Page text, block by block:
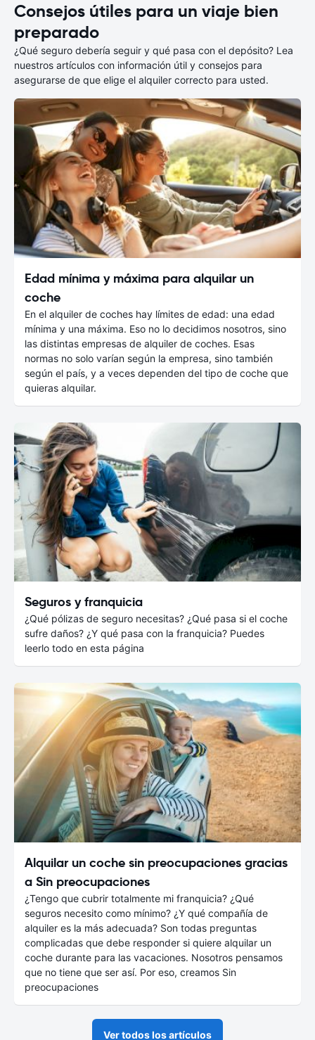
Consejos útiles para un viaje bien
preparado
¿Qué seguro debería seguir y qué pasa con el depósito? Lea
nuestros artículos con información útil y consejos para
asegurarse de que elige el alquiler correcto para usted.
Edad mínima y máxima para alquilar un
coche
En el alquiler de coches hay límites de edad: una edad
mínima y una máxima. Eso no lo decidimos nosotros, sino
las distintas empresas de alquiler de coches. Esas
normas no solo varían según la empresa, sino también
según el país, y a veces dependen del tipo de coche que
quieras alquilar.
Seguros y franquicia
¿Qué pólizas de seguro necesitas? ¿Qué pasa si el coche
sufre daños? ¿Y qué pasa con la franquicia? Puedes
leerlo todo en esta página
Alquilar un coche sin preocupaciones gracias
a Sin preocupaciones
¿Tengo que cubrir totalmente mi franquicia? ¿Qué
seguros necesito como mínimo? ¿Y qué compañía de
alquiler es la más adecuada? Son todas preguntas
complicadas que debe responder si quiere alquilar un
coche durante para las vacaciones. Nosotros pensamos
que no tiene que ser así. Por eso, creamos Sin
preocupaciones
Ver todos los artículos